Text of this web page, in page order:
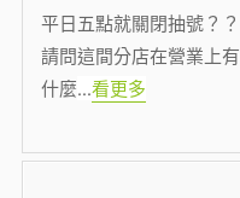
平日五點就關閉抽號？？
請問這間分店在營業上有
什麼...看更多